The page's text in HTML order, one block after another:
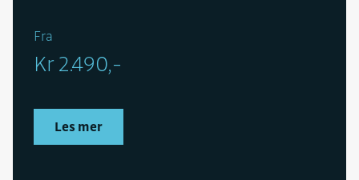
Fra
Kr 2.490,-
Les mer